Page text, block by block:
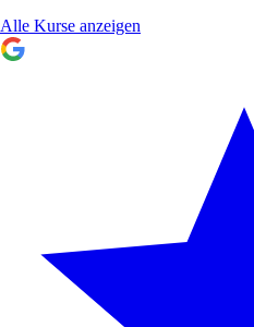
Alle Kurse anzeigen